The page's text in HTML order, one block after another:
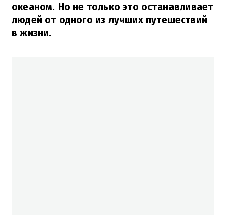
океаном. Но не только это останавливает
людей от одного из лучших путешествий
в жизни.